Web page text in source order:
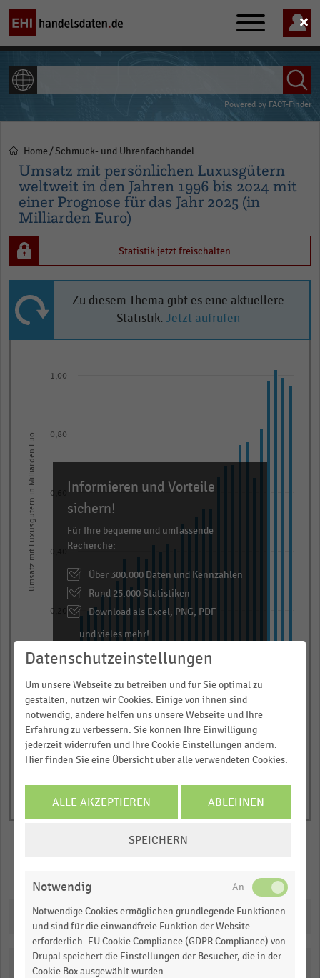
Main
navigation
Powered by FACT-Finder
Pfadnavigation
Home Schmuck- und Uhrenfachhandel
Umsatz mit persönlichen Luxusgütern
weltweit in den Jahren 1996 bis 2024 mit
einer Prognose für das Jahr 2025 (in
Milliarden Euro)
Statistik jetzt freischalten
Zu diesem Thema gibt es eine aktuellere
Statistik. Jetzt aufrufen
The
chart
has
axis
displaying
categories.
Range:
30
categories.
chart
has
axis
displaying
Umsatz
1.0695299999999999.
View
data
table.
Umsatz mit Luxusgütern in Milliarden Euo
'96 '98 '00 '02 '04 '06 '10 '12 '14 '16 '18 '20
0,20
0,40
0,60
0,80
1,00
© Handelsdaten 2026
End
interactive
chart
Informieren und Vorteile
sichern!
Für Ihre bequeme und umfassende
Recherche:
Über 300.000 Daten und Kennzahlen
Rund 25.000 Statistiken
Download als Excel, PNG, PDF
… und vieles mehr!
JETZT INFORMIEREN
Downloads
Katalogisierung
Datenschutzeinstellungen
Um unsere Webseite zu betreiben und für Sie optimal zu
gestalten, nutzen wir Cookies. Einige von ihnen sind
notwendig, andere helfen uns unsere Webseite und Ihre
Erfahrung zu verbessern. Sie können Ihre Einwilligung
jederzeit widerrufen und Ihre Cookie Einstellungen ändern.
Hier finden Sie eine Übersicht über alle verwendeten Cookies.
ALLE AKZEPTIEREN ABLEHNEN
SPEICHERN
Notwendig
Notwendige Cookies ermöglichen grundlegende Funktionen
und sind für die einwandfreie Funktion der Website
erforderlich. EU Cookie Compliance (GDPR Compliance) von
Drupal speichert die Einstellungen der Besucher, die in der
Cookie Box ausgewählt wurden.